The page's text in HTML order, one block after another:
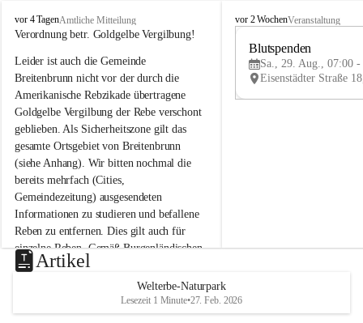
B
r
i
t
e
n
b
r
u
n
n
a
m
N
e
u
s
d
vor 4 TagenAmtliche Mitteilung
Verordnung betr. Goldgelbe Vergilbung!
Leider ist auch die Gemeinde
Breitenbrunn nicht vor der durch die
Amerikanische Rebzikade übertragene
Goldgelbe Vergilbung der Rebe verschont
geblieben. Als Sicherheitszone gilt das
gesamte Ortsgebiet von Breitenbrunn
(siehe Anhang). Wir bitten nochmal die
bereits mehrfach (Cities,
Gemeindezeitung) ausgesendeten
Informationen zu studieren und befallene
Reben zu entfernen. Dies gilt auch für
einzelne Reben. Gemäß Burgenländischen
Weinbaugesetz sind nicht gepflegte oder
unzulässige Weingärten zu roden! Bitte
helfen wir zusammen um unsere Winzer
vor den prognostizierten Ernteausfällen
B
e
u
e
d
vor 2 WochenVeranstaltung
Blutspenden
Sa., 29. Aug., 07:00 -
Artikel
Welterbe-Naturpark
Lesezeit 1 Minute•27. Feb. 2026